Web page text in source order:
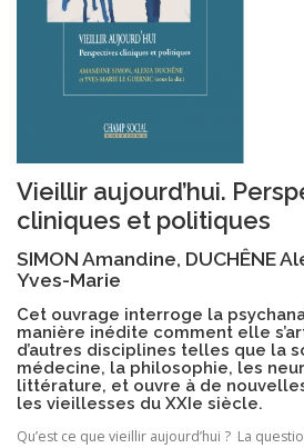
Vieillir aujourd’hui.
cliniques et politiques
SIMON Amandine, DUCHÊNE
Yves-Marie
Cet ouvrage interroge la
manière inédite comment elle
d’autres disciplines telles que la
médecine, la philosophie, les
littérature, et ouvre à de
les vieillesses du XXIe siècle.
Qu’est ce que vieillir aujourd’hui ? La